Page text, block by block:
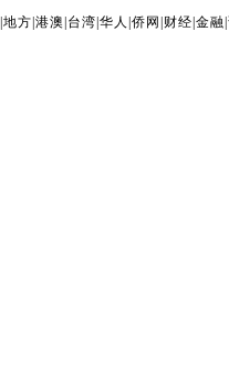
|地方 |港澳 台湾 |华人 |侨网 财经 |金融 |